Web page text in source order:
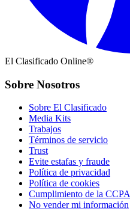
El Clasificado Online®
Sobre Nosotros
Sobre El Clasificado
Media Kits
Trabajos
Términos de servicio
Trust
Evite estafas y fraude
Política de privacidad
Política de cookies
Cumplimiento de la CCPA
No vender mi información